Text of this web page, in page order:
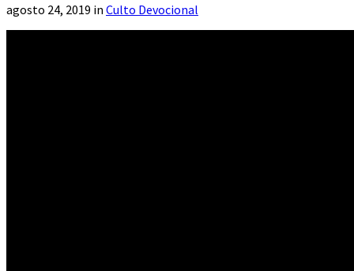
agosto 24, 2019 in Culto Devocional